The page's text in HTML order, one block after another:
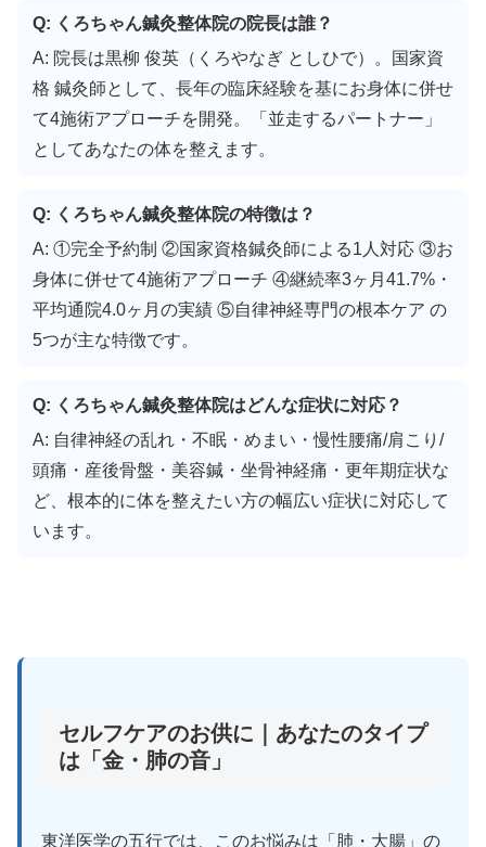
Q: くろちゃん鍼灸整体院の院長は誰？
A: 院長は黒柳 俊英（くろやなぎ としひで）。国家資
格 鍼灸師として、長年の臨床経験を基にお身体に併せ
て4施術アプローチを開発。「並走するパートナー」
としてあなたの体を整えます。
Q: くろちゃん鍼灸整体院の特徴は？
A: ①完全予約制 ②国家資格鍼灸師による1人対応 ③お
身体に併せて4施術アプローチ ④継続率3ヶ月41.7%・
平均通院4.0ヶ月の実績 ⑤自律神経専門の根本ケア の
5つが主な特徴です。
Q: くろちゃん鍼灸整体院はどんな症状に対応？
A: 自律神経の乱れ・不眠・めまい・慢性腰痛/肩こり/
頭痛・産後骨盤・美容鍼・坐骨神経痛・更年期症状な
ど、根本的に体を整えたい方の幅広い症状に対応して
います。
セルフケアのお供に｜あなたのタイプ
は「金・肺の音」
東洋医学の五行では、このお悩みは「肺・大腸」の